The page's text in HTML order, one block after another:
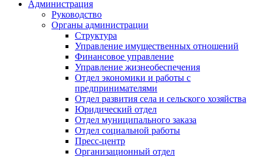
Администрация
Руководство
Органы администрации
Структура
Управление имущественных отношений
Финансовое управление
Управление жизнеобеспечения
Отдел экономики и работы с
предпринимателями
Отдел развития села и сельского хозяйства
Юридический отдел
Отдел муниципального заказа
Отдел социальной работы
Пресс-центр
Организационный отдел